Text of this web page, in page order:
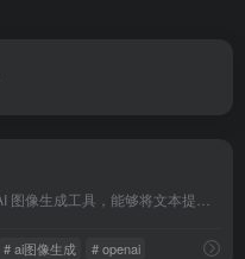
# ai图像生成 # openai